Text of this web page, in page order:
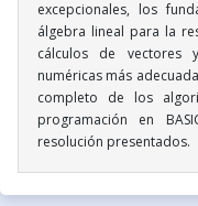
excepcionales, los
álgebra lineal para la
cálculos de vectores
numéricas más
completo de los
programación en
resolución presentados.